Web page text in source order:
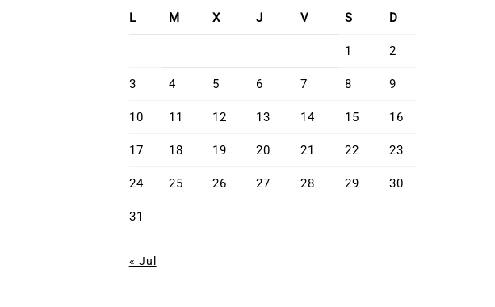
L M X J V S D
1 2
3 4 5 6 7 8 9
10 11 12 13 14 15 16
17 18 19 20 21 22 23
24 25 26 27 28 29 30
31
« Jul